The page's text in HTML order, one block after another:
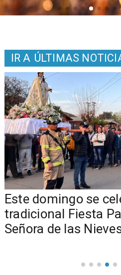
IR A ÚLTIMAS
Este domingo se
tradicional Fiesta
Señora de las